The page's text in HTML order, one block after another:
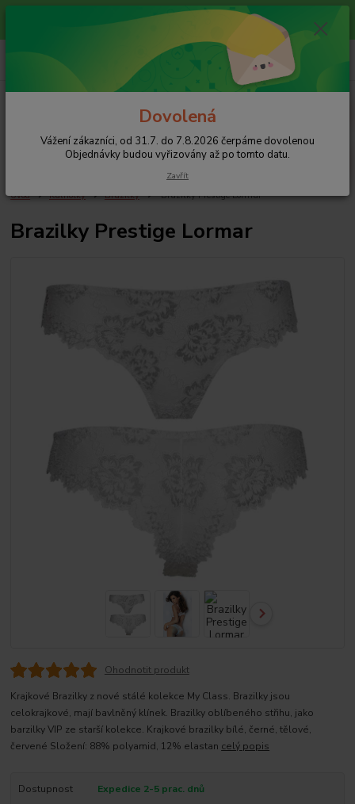
Vážení zákazníci, od 31.7. do 7.8.2026 čerpáme dovolenou
Objednávky budou vyřizovány až po tomto datu.
+420 608 754 282
pište email, pokud nezvedám tel.
Úvod Kalhotky Brazilky Brazilky Prestige Lormar
Brazilky Prestige Lormar
Ohodnotit produkt
Krajkové Brazilky z nové stálé kolekce My Class. Brazilky jsou
celokrajkové, mají bavlněný klínek. Brazilky oblíbeného střihu, jako
barzilky VIP ze starší kolekce. Krajkové brazilky bílé, černé, tělové,
červené Složení: 88% polyamid, 12% elastan celý popis
Dostupnost
Expedice 2-5 prac. dnů
Dovolená
Vážení zákazníci, od 31.7. do 7.8.2026 čerpáme dovolenou
Objednávky budou vyřizovány až po tomto datu.
Zavřít